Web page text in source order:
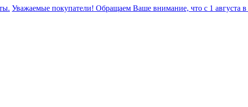
Уважаемые покупатели! Обращаем Ваше внимание, что с 1 августа в